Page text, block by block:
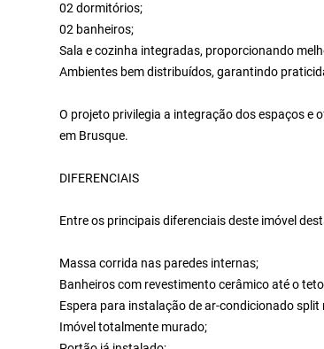
02 dormitórios;
02 banheiros;
Sala e cozinha integradas, proporcionando
Ambientes bem distribuídos, garantindo
O projeto privilegia a integração dos espaços e
em Brusque.
DIFERENCIAIS
Entre os principais diferenciais deste imóvel
Massa corrida nas paredes internas;
Banheiros com revestimento cerâmico até o
Espera para instalação de ar-condicionado split
Imóvel totalmente murado;